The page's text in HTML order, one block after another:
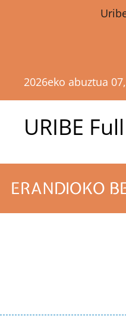
2026eko abuztua
URIBE
ERANDIOKO